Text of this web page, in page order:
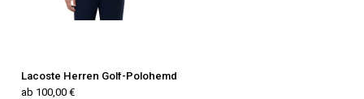
Lacoste Herren Golf-Polohemd
ab 100,00 €